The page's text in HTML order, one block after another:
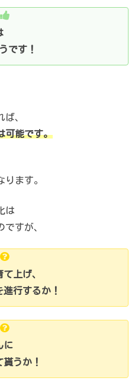
です！
、
可能です。
ります。
は
すが、
上げ、
行するか！
に
うか！